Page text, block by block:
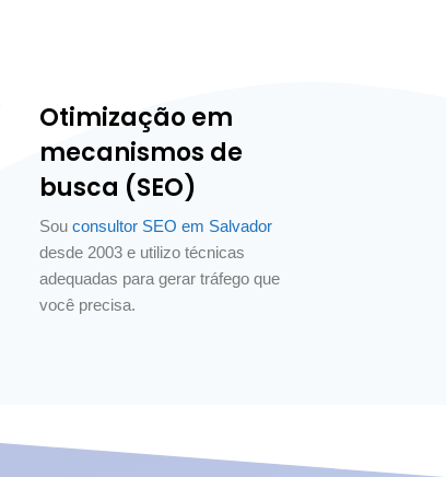
Otimização em
mecanismos de
busca (SEO)
Sou consultor SEO em Salvador
desde 2003 e utilizo técnicas
adequadas para gerar tráfego que
você precisa.